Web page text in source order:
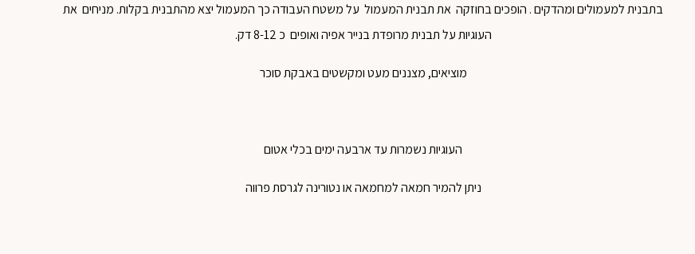
בתבנית למעמולים ומהדקים . הופכים בחוזקה את תבנית המעמול על משטח העבודה כך המעמול יצא מהתבנית בקלות. מניחים את
העוגיות על תבנית מרופדת בנייר אפיה ואופים כ 8-12 דק.
מוציאים, מצננים מעט ומקשטים באבקת סוכר
העוגיות נשמרות עד ארבעה ימים בכלי אטום
ניתן להמיר חמאה למחמאה או נטורינה לגרסת פרווה